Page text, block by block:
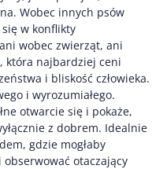
Wobec innych psów
w konflikty
wobec zwierząt, ani
która najbardziej ceni
i bliskość człowieka.
i wyrozumiałego.
otwarcie się i pokaże,
z dobrem. Idealnie
gdzie mogłaby
otaczający